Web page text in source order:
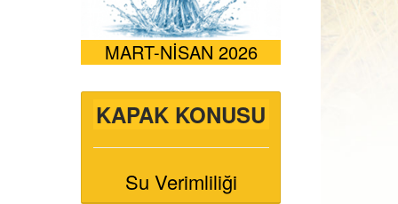
MART-NİSAN 2026
KAPAK KONUSU
Su Verimliliği